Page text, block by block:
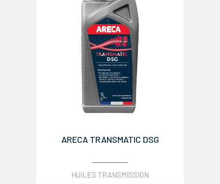
ARECA TRANSMATIC DSG
HUILES TRANSMISSION